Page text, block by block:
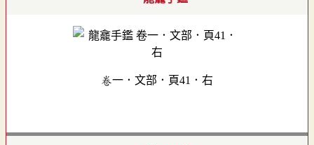
卷一．文部．頁41．右